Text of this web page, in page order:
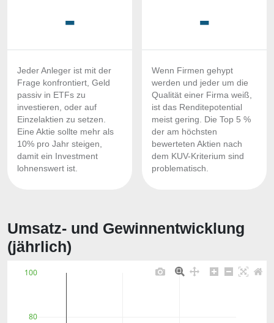
-
Jeder Anleger ist mit der
Frage konfrontiert, Geld
passiv in ETFs zu
investieren, oder auf
Einzelaktien zu setzen.
Eine Aktie sollte mehr als
10% pro Jahr steigen,
damit ein Investment
lohnenswert ist.
-
Wenn Firmen gehypt
werden und jeder um die
Qualität einer Firma weiß,
ist das Renditepotential
meist gering. Die Top 5 %
der am höchsten
bewerteten Aktien nach
dem KUV-Kriterium sind
problematisch.
Umsatz- und Gewinnentwicklung
(jährlich)
80
100